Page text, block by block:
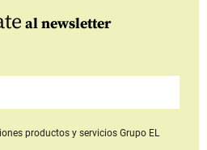
al newsletter
productos y serviciosGrupo EL